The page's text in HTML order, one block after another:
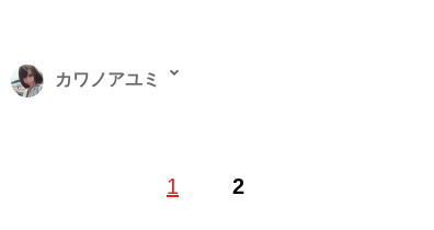
1 2
カワノアユミ
ター。現在はタイと日本を往復し、夜の街やタイに住む